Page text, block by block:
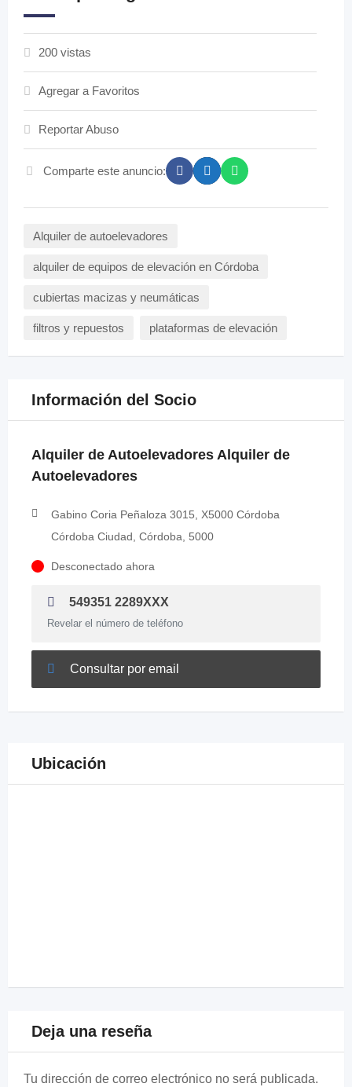
200 vistas
Agregar a Favoritos
Reportar Abuso
Comparte este anuncio:
Alquiler de autoelevadores
alquiler de equipos de elevación en Córdoba
cubiertas macizas y neumáticas
filtros y repuestos plataformas de elevación
Información del Socio
Alquiler de Autoelevadores Alquiler de
Autoelevadores
Gabino Coria Peñaloza 3015, X5000 Córdoba
Córdoba Ciudad, Córdoba, 5000
Desconectado ahora
549351 2289XXX
Revelar el número de teléfono
Consultar por email
Ubicación
Deja una reseña
Tu dirección de correo electrónico no será publicada.